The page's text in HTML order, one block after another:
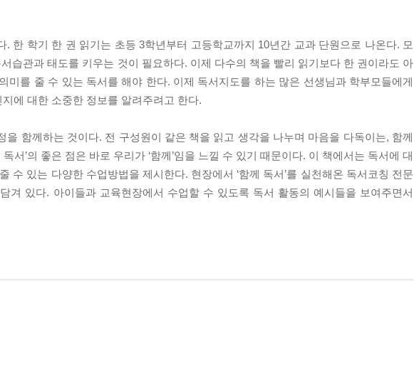
. 한 학기 한 권 읽기는 초등 3학년부터 고등학교까지 10년간 교과 단원으로 나온다. 모
습관과 태도를 키우는 것이 필요하다. 이제 다수의 책을 빨리 읽기보다 한 권이라도 아
미를 줄 수 있는 독서를 해야 한다. 이제 독서지도를 하는 많은 선생님과 학부모들에게
에 대한 소중한 정보를 알려주려고 한다.
을 함께하는 것이다. 전 구성원이 같은 책을 읽고 생각을 나누며 마음을 다독이는, 함께
서’의 좋은 점은 바로 우리가 ‘함께’임을 느낄 수 있기 때문이다. 이 책에서는 독서에 대
수 있는 다양한 수업방법을 제시한다. 현장에서 ‘함께 독서’를 실천해온 독서코칭 전문
겨 있다. 아이들과 교육현장에서 수업할 수 있도록 독서 활동의 예시들을 보여주면서